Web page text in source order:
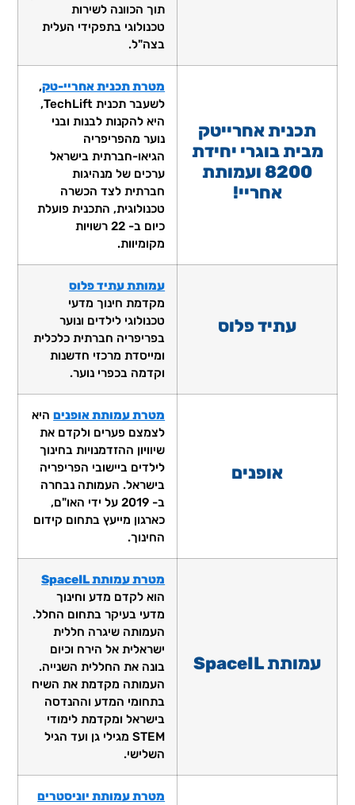
תוך הכוונה לשירות
טכנולוגי בתפקידי העלית
בצה"ל.
תכנית אחרייטק
מבית בוגרי יחידת
8200 ועמותת
אחריי!
מטרת תכנית אחריי-טק,
לשעבר תכנית TechLift,
היא להקנות לבנות ובני
נוער מהפריפריה
הגיאו-חברתית בישראל
ערכים של מנהיגות
חברתית לצד הכשרה
טכנולוגית, התכנית פועלת
כיום ב- 22 רשויות
מקומיוות.
עתיד פלוס
עמותת עתיד פלוס
מקדמת חינוך מדעי
טכנולוגי לילדים ונוער
בפריפריה חברתית כלכלית
ומייסדת מרכזי חדשנות
וקדמה בכפרי נוער.
אופנים
מטרת עמותת אופניםהיא
לצמצם פערים ולקדם את
שיוויון ההזדמנויות בחינוך
לילדים ביישובי הפריפריה
בישראל. העמותה נבחרה
ב- 2019 על ידי האו"ם,
כארגון מייעץ בתחום קידום
החינוך.
עמותת SpaceIL
מטרת עמותת SpaceIL
הוא לקדם מדע וחינוך
מדעי בעיקר בתחום החלל.
העמותה שיגרה חללית
ישראלית אל הירח וכיום
בונה את החללית השנייה.
העמותה מקדמת את השיח
בתחומי המדע וההנדסה
בישראל ומקדמת לימודי
STEM מגילי גן ועד הגיל
השלישי.
מטרת עמותת יוניסטרים